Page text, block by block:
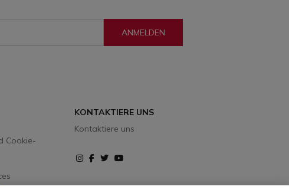
ANMELDEN
Cookie-
KONTAKTIERE UNS
Kontaktiere uns
Instagram
Facebook
TwitterYoutube